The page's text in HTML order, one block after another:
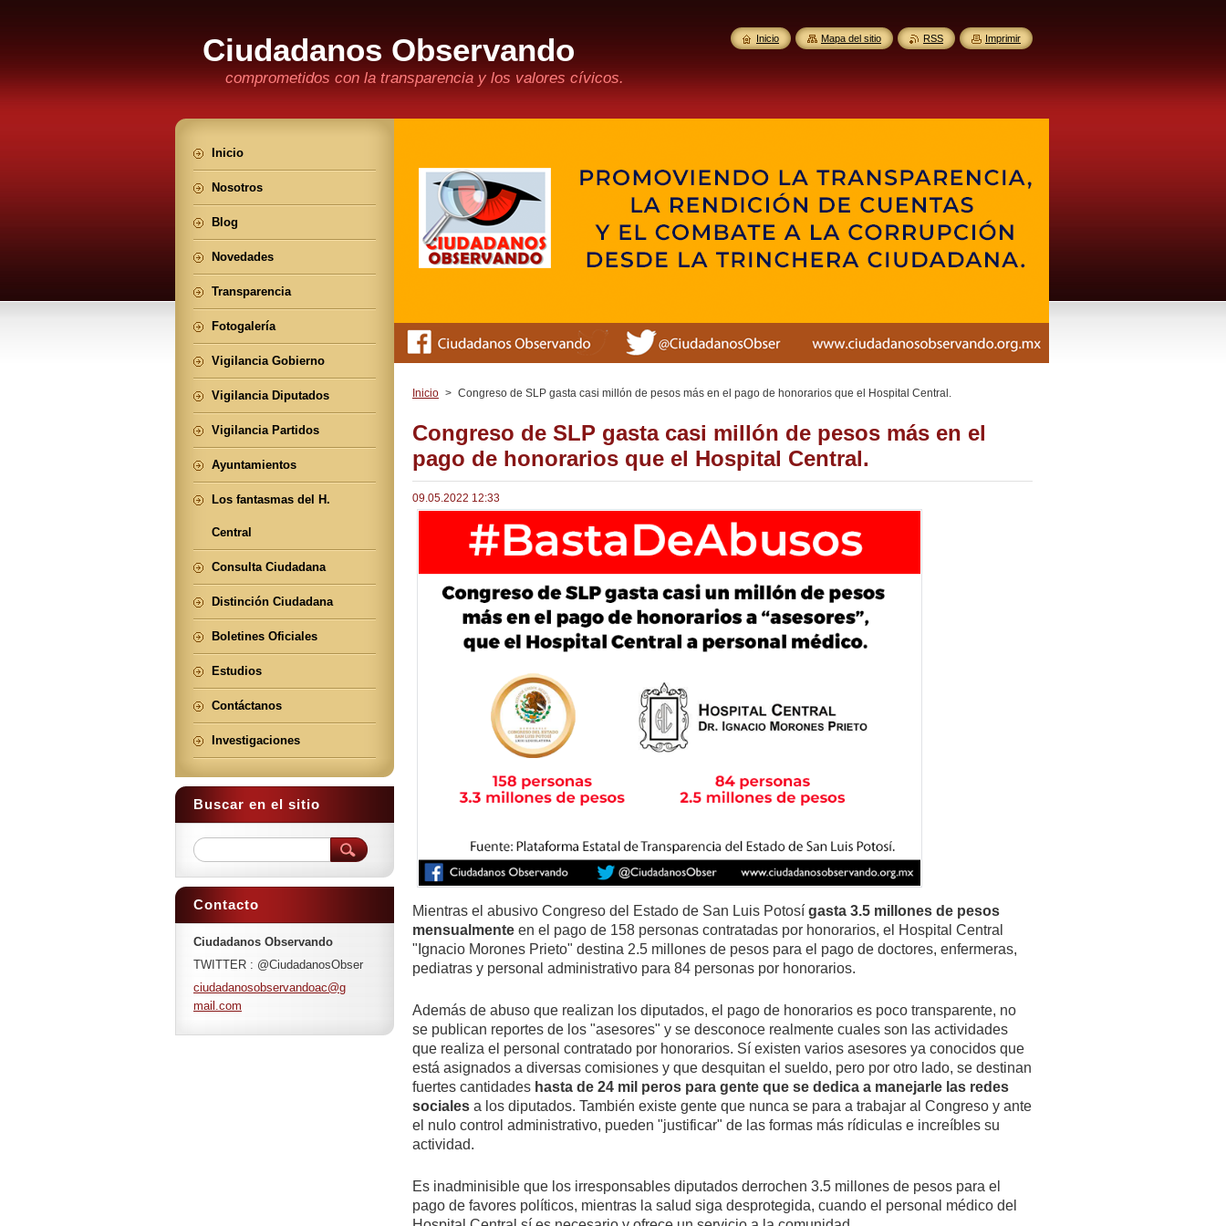
Ciudadanos Observando
comprometidos con la transparencia y los valores cívicos.
Inicio > Congreso de SLP gasta casi millón de pesos más en el pago de honorarios que el Hospital Central.
Congreso de SLP gasta casi millón de pesos más en el
pago de honorarios que el Hospital Central.
09.05.2022 12:33
Mientras el abusivo Congreso del Estado de San Luis Potosí gasta 3.5 millones de pesos
mensualmente en el pago de 158 personas contratadas por honorarios, el Hospital Central
"Ignacio Morones Prieto" destina 2.5 millones de pesos para el pago de doctores, enfermeras,
pediatras y personal administrativo para 84 personas por honorarios.
Además de abuso que realizan los diputados, el pago de honorarios es poco transparente, no
se publican reportes de los "asesores" y se desconoce realmente cuales son las actividades
que realiza el personal contratado por honorarios. Sí existen varios asesores ya conocidos que
está asignados a diversas comisiones y que desquitan el sueldo, pero por otro lado, se destinan
fuertes cantidades hasta de 24 mil peros para gente que se dedica a manejarle las redes
sociales a los diputados. También existe gente que nunca se para a trabajar al Congreso y ante
el nulo control administrativo, pueden "justificar" de las formas más rídiculas e increíbles su
actividad.
Es inadminisible que los irresponsables diputados derrochen 3.5 millones de pesos para el
pago de favores políticos, mientras la salud siga desprotegida, cuando el personal médico del
Inicio
Nosotros
Blog
Novedades
Transparencia
Fotogalería
Vigilancia Gobierno
Vigilancia Diputados
Vigilancia Partidos
Ayuntamientos
Los fantasmas del H.
Central
Consulta Ciudadana
Distinción Ciudadana
Boletines Oficiales
Estudios
Contáctanos
Investigaciones
Buscar en el sitio
Contacto
Ciudadanos Observando
TWITTER : @CiudadanosObser
ciudadanosobservandoac@g
mail.com
Inicio Mapa del sitio RSS Imprimir